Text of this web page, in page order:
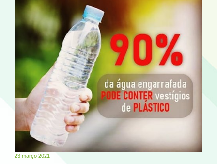
23 março 2021